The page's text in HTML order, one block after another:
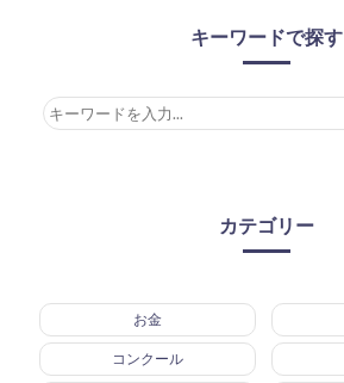
キーワードで探す
カテゴリー
お金
コンクール